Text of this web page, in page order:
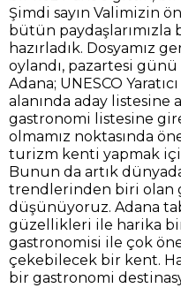
Şimdi sayın Valimizin
bütün
hazırladık. Dosyamız
oylandı, pazartesi
Adana; UNESCO
alanında aday listesine
gastronomi listesine
olmamız noktasında
turizm kenti yapmak
Bunun da artık
trendlerinden biri olan
düşünüyoruz. Adana
güzellikleri ile harika bir
gastronomisi ile çok
çekebilecek bir kent.
bir gastronomi